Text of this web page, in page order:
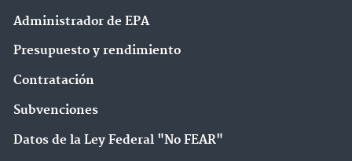
Administrador de EPA
Presupuesto y rendimiento
Contratación
Subvenciones
Datos de la Ley Federal "No FEAR"